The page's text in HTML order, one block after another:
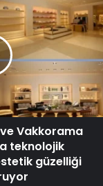
Vakkorama
teknolojik
güzelliği